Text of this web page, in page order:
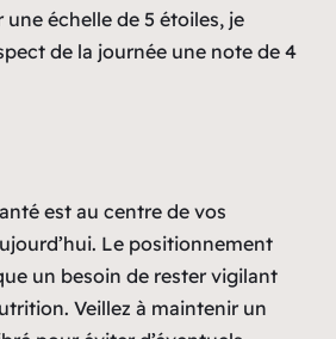
échelle de 5 étoiles, je
de la journée une note de 4
est au centre de vos
Le positionnement
un besoin de rester vigilant
Veillez à maintenir un